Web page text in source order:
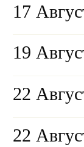
17
19
22
22